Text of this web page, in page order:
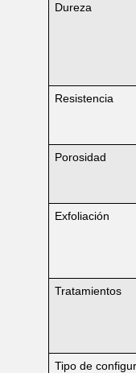
Dureza
Resistencia
Porosidad
Exfoliación
Tratamientos
Tipo de